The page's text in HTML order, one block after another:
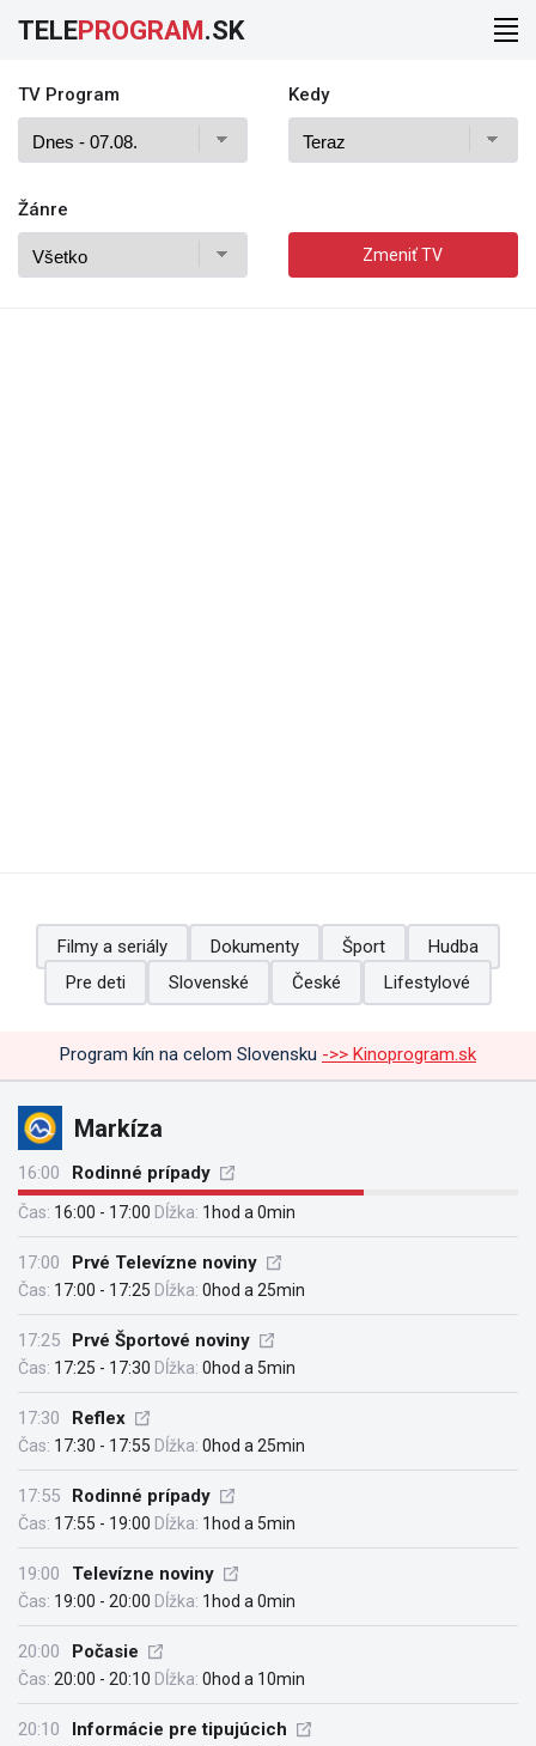
TELEPROGRAM.SK
TV Program Kedy
Žánre
Zmeniť TV
Filmy a seriály Dokumenty Šport
Hudba
Pre deti
Slovenské České Lifestylové
Program kín na celom Slovensku ->> Kinoprogram.sk
Markíza
16:00 Rodinné prípady
Čas: 16:00 - 17:00 Dĺžka: 1hod a 0min
17:00 Prvé Televízne noviny
Čas: 17:00 - 17:25 Dĺžka: 0hod a 25min
17:25 Prvé Športové noviny
Čas: 17:25 - 17:30 Dĺžka: 0hod a 5min
17:30 Reflex
Čas: 17:30 - 17:55 Dĺžka: 0hod a 25min
17:55 Rodinné prípady
Čas: 17:55 - 19:00 Dĺžka: 1hod a 5min
19:00 Televízne noviny
Čas: 19:00 - 20:00 Dĺžka: 1hod a 0min
20:00 Počasie
Čas: 20:00 - 20:10 Dĺžka: 0hod a 10min
20:10 Informácie pre tipujúcich